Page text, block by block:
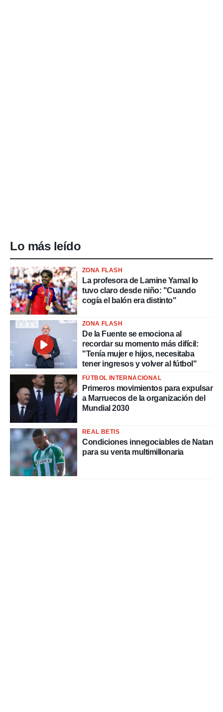
Lo más leído
ZONA FLASH
La profesora de Lamine Yamal lo
tuvo claro desde niño: "Cuando
cogía el balón era distinto"
ZONA FLASH
De la Fuente se emociona al
recordar su momento más difícil:
"Tenía mujer e hijos, necesitaba
tener ingresos y volver al fútbol"
FÚTBOL INTERNACIONAL
Primeros movimientos para expulsar
a Marruecos de la organización del
Mundial 2030
REAL BETIS
Condiciones innegociables de Natan
para su venta multimillonaria